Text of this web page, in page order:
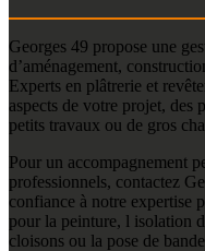
Georges 49 propose une
d’aménagement,
Experts en plâtrerie et
aspects de votre projet, des
petits travaux ou de gros
Pour un accompagnement
professionnels, contactez
confiance à notre expertise
pour la peinture, l isolation
cloisons ou la pose de